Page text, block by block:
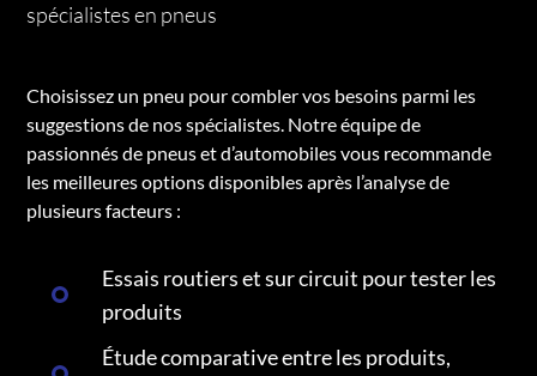
spécialistes en pneus
Choisissez un pneu pour combler vos besoins parmi les
suggestions de nos spécialistes. Notre équipe de
passionnés de pneus et d’automobiles vous recommande
les meilleures options disponibles après l’analyse de
plusieurs facteurs :
Essais routiers et sur circuit pour tester les
produits
Étude comparative entre les produits,